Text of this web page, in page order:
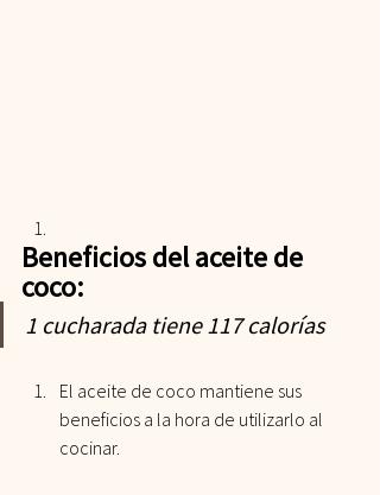
Beneficios del aceite de
coco:
1 cucharada tiene 117 calorías
El aceite de coco mantiene sus
beneficios a la hora de utilizarlo al
cocinar.